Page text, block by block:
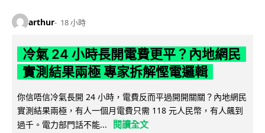
arthur 18 小時
冷氣 24 小時長開電費更平？內地網民
實測結果兩極 專家拆解慳電邏輯
你信唔信冷氣長開 24 小時，電費反而平過開開關關？內地網民
實測結果兩極，有人一個月電費只需 118 元人民幣，有人飆到
過千。電力部門話不能...
閱讀全文